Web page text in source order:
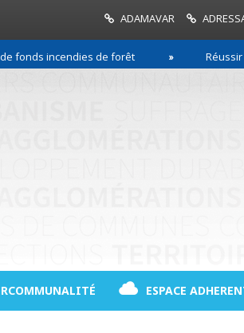
ADAMAVAR
incendies de forêt Réussir
ESPACE